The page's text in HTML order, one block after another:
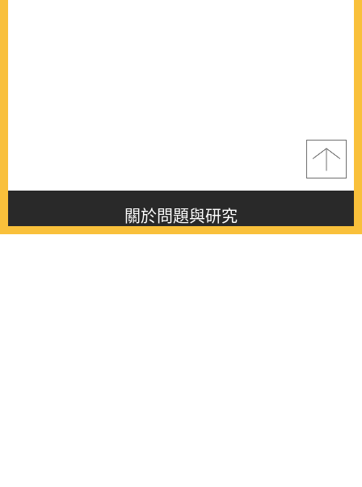
關於問題與研究
About this journal